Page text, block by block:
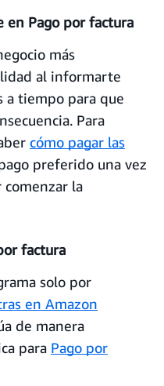
en Pago por factura
más
al informarte
a tiempo para que
Para
cómo pagar las
preferido una vez
la
factura
solo por
en Amazon
de manera
para Pago por